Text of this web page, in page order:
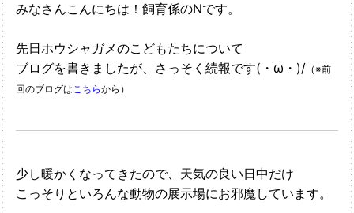
みなさんこんにちは！飼育係のNです。
先日ホウシャガメのこどもたちについて
ブログを書きましたが、さっそく続報です(・ω・)/ （※前
回のブログはこちらから）
少し暖かくなってきたので、天気の良い日中だけ
こっそりといろんな動物の展示場にお邪魔しています。